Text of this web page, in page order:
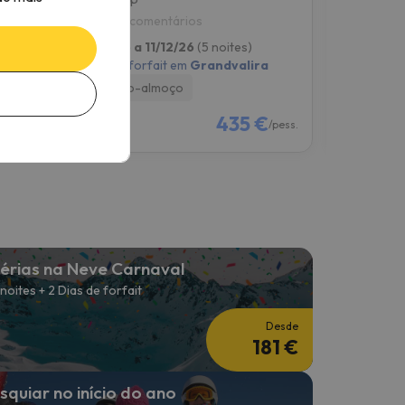
1945 comentários
06/12/26 a 11/12/26 (5 noites)
4 dias de forfait em Grandvalira
Pequeno-almoço
435 €/pess.
na Neve Carnaval
+ 2 Dias de forfait
Desde
181 €
no início do ano